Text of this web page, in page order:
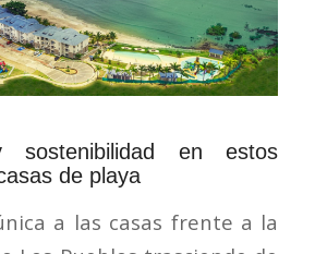
sostenibilidad en estos
de playa
a las casas frente a la